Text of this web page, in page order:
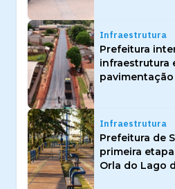
Infraestrutura
Prefeitura
infraestrutura
Infraestrutura
Prefeitura de
primeira
Orla do Lago